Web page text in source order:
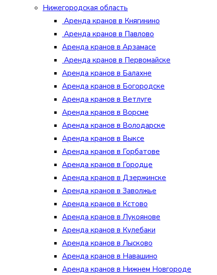
Нижегородская область
Аренда кранов в Княгинино
Аренда кранов в Павлово
Аренда кранов в Арзамасе
Аренда кранов в Первомайске
Аренда кранов в Балахне
Аренда кранов в Богородске
Аренда кранов в Ветлуге
Аренда кранов в Ворсме
Аренда кранов в Володарске
Аренда кранов в Выксе
Аренда кранов в Горбатове
Аренда кранов в Городце
Аренда кранов в Дзержинске
Аренда кранов в Заволжье
Аренда кранов в Кстово
Аренда кранов в Лукоянове
Аренда кранов в Кулебаки
Аренда кранов в Лысково
Аренда кранов в Навашино
Аренда кранов в Нижнем Новгороде